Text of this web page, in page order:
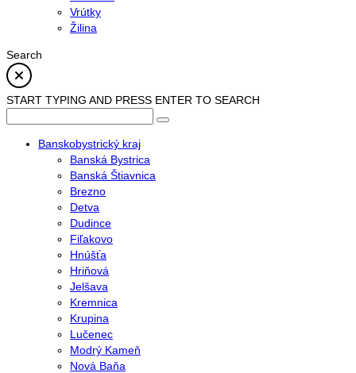
Vrútky
Žilina
Search
START TYPING AND PRESS ENTER TO SEARCH
Banskobystrický kraj
Banská Bystrica
Banská Štiavnica
Brezno
Detva
Dudince
Fiľakovo
Hnúšťa
Hriňová
Jelšava
Kremnica
Krupina
Lučenec
Modrý Kameň
Nová Baňa